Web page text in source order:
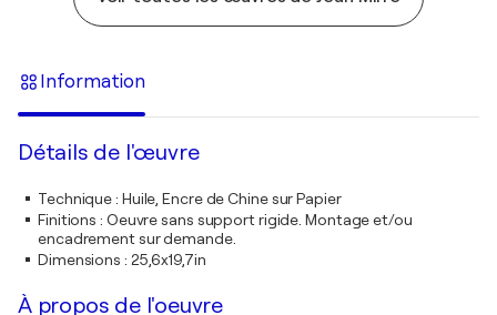
Information
Détails de l'œuvre
Technique: Huile, Encre de Chine sur Papier
Finitions : Oeuvre sans support rigide. Montage et/ou
encadrement sur demande.
Dimensions : 25,6x19,7in
À propos de l'oeuvre